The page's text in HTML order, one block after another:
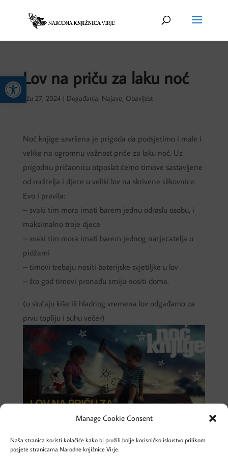
Open toolbar
Manage Cookie Consent
Naša stranica koristi kolačiće kako bi pružili bolje korisničko iskustvo prilikom
posjete stranicama Narodne knjižnice Virje.
Lov na priču za laku noć
ožu 27, 2024| Događanja, Najave, Obavijest
Noć knjige savršena je prigoda da podsjetimo i male i
velike na ogromnu važnost priče za laku noć. Uz
prigodnu pričaonicu otposlat ćemo timove sastavljene
od roditelja i djece u veliki lov na skrivene slikovnice.
Evo i pravila:
– svaki tim mora imati barem jednu odraslu osobu, i
maksimalno troje djece
– svaki tim mora imati barem jednog natjecatelja u
pidžami
– timovi trebaju nositi baterijske svjetiljke u lov
– što god timovi pronađu smiju nositi doma.
(u slučaju kiše ili hladnog vremena lov odgađamo za
prvu topliju i suhu večer)